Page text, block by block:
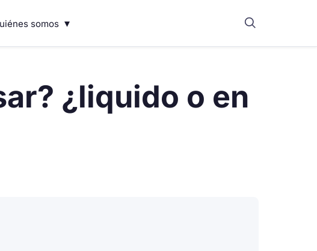
somos ▾
¿liquido o en